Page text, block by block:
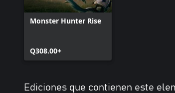
Monster Hunter Rise
Q308.00+
Ediciones que contienen este